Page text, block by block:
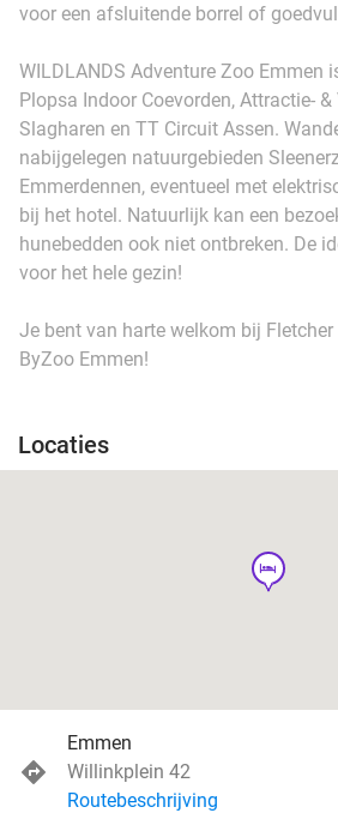
voor een afsluitende borrel of
WILDLANDS Adventure Zoo Emmen
Plopsa Indoor Coevorden, Attractie-
Slagharen en TT Circuit Assen.
nabijgelegen natuurgebieden
Emmerdennen, eventueel met
bij het hotel. Natuurlijk kan een
hunebedden ook niet ontbreken. De
voor het hele gezin!
Je bent van harte welkom bij
ByZoo Emmen!
Locaties
hotel
Emmen
Willinkplein 42
Routebeschrijving